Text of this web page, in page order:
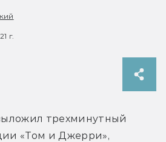
г.
трехминутный
«Том и Джерри»,